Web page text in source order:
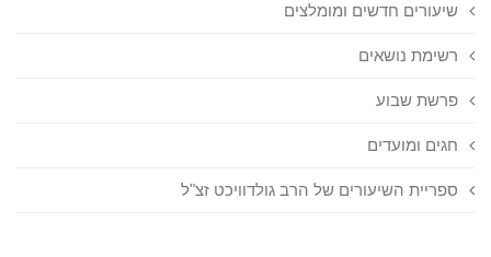
שיעורים חדשים ומומלצים
רשימת נושאים
פרשת שבוע
חגים ומועדים
ספריית השיעורים של הרב גולדוויכט זצ"ל